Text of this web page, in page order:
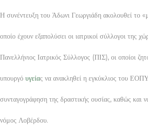
Η συνέντευξη του Άδωνι Γεωργιάδη ακολουθεί το
οποίο έχουν εξαπολύσει οι ιατρικοί σύλλογοι της
Πανελλήνιος Ιατρικός Σύλλογος (ΠΙΣ), οι οποίοι
υπουργό υγείας να ανακληθεί η εγκύκλιος του
συνταγογράφηση της δραστικής ουσίας, καθώς και
νόμος Λοβέρδου.